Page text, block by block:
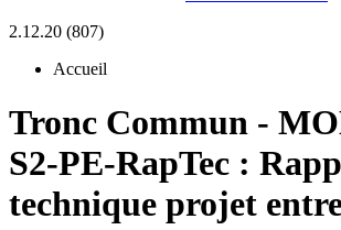
2.12.20 (807)
Accueil
Tronc Commun -
S2-PE-RapTec :
technique projet